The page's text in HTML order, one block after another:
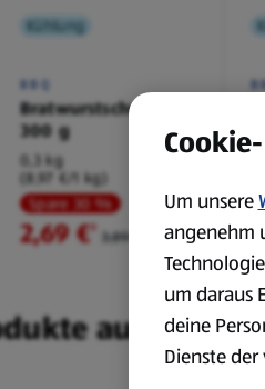
Kühlung
BBQ
Bratwurstschnecke
300 g
0,3 kg
(8,97 €/1 kg)
Spare 30 %
2,69 €² 3,89 €
aus
Um unsere
angenehm
um daraus
deine
Dienste